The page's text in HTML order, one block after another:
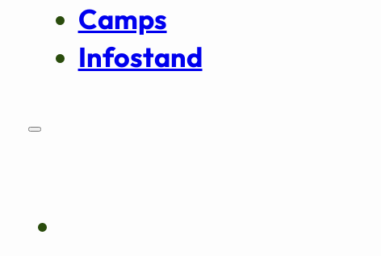
Camps
Infostand